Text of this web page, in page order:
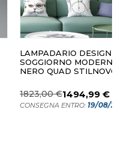
LAMPADARIO DESIGN
SOGGIORNO MODERNO
NERO QUAD STILNOVO
1823,00 €1494,99 €
CONSEGNA ENTRO: 19/08/